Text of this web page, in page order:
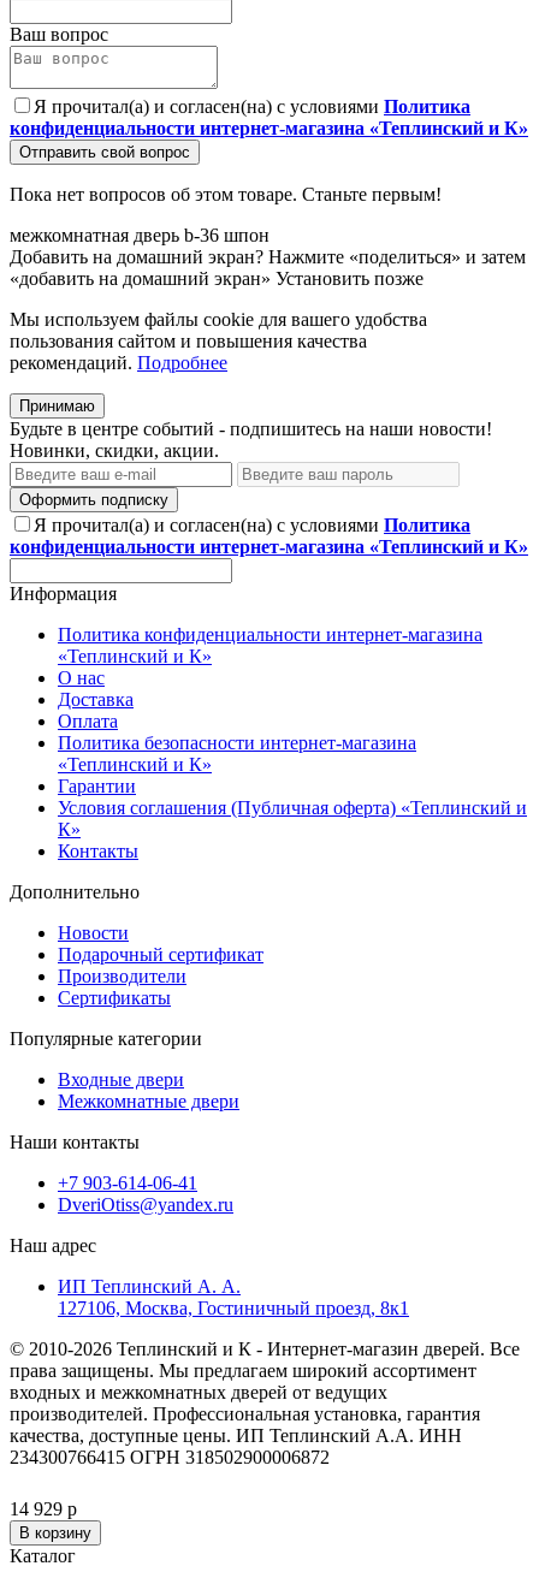
Ваш вопрос
Я прочитал(а) и согласен(на) с условиями Политика
конфиденциальности интернет-магазина «Теплинский и К»
Отправить свой вопрос
Пока нет вопросов об этом товаре. Станьте первым!
межкомнатная дверь b-36 шпон
Добавить на домашний экран? Нажмите «поделиться» и затем
«добавить на домашний экран» Установить позже
Мы используем файлы cookie для вашего удобства
пользования сайтом и повышения качества
рекомендаций. Подробнее
Принимаю
Будьте в центре событий - подпишитесь на наши новости!
Новинки, скидки, акции.
Оформить подписку
Я прочитал(а) и согласен(на) с условиями Политика
конфиденциальности интернет-магазина «Теплинский и К»
Информация
Политика конфиденциальности интернет-магазина
«Теплинский и К»
О нас
Доставка
Оплата
Политика безопасности интернет-магазина
«Теплинский и К»
Гарантии
Условия соглашения (Публичная оферта) «Теплинский и
К»
Контакты
Дополнительно
Новости
Подарочный сертификат
Производители
Сертификаты
Популярные категории
Входные двери
Межкомнатные двери
Наши контакты
+7 903-614-06-41
DveriOtiss@yandex.ru
Наш адрес
ИП Теплинский А. А.
127106, Москва, Гостиничный проезд, 8к1
© 2010-2026 Теплинский и К - Интернет-магазин дверей. Все
права защищены. Мы предлагаем широкий ассортимент
входных и межкомнатных дверей от ведущих
производителей. Профессиональная установка, гарантия
качества, доступные цены. ИП Теплинский А.А. ИНН
234300766415 ОГРН 318502900006872
14 929 р
В корзину
Каталог